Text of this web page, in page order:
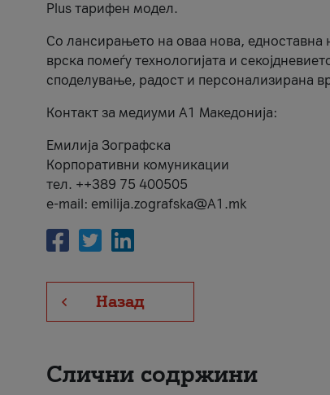
Plus тарифен модел.
Со лансирањето на оваа нова,
врска помеѓу технологијата и
споделување, радост и персонализирана
Контакт за медиуми А1 Македонија:
Емилија Зографска
Корпоративни комуникации
тел. ++389 75 400505
e-mail: emilija.zografska@A1.mk
Назад
Слични содржини